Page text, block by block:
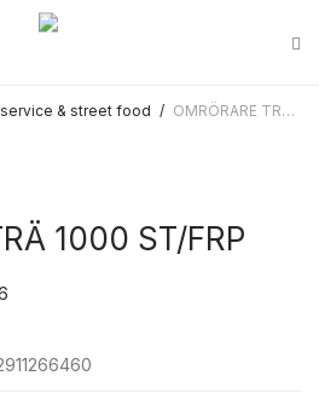
& street food / OMRÖRARE TRÄ 1000 ST/FRP
1000 ST/FRP